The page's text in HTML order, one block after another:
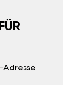
Adresse